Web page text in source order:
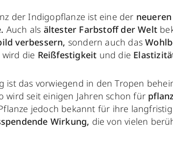
der Indigopflanze ist eine der
Auch als ältester Farbstoff der Welt
verbessern, sondern auch das
die Reißfestigkeit und die
ist das vorwiegend in den Tropen
wird seit einigen Jahren schon für
jedoch bekannt für ihre langfristig
Wirkung, die von vielen